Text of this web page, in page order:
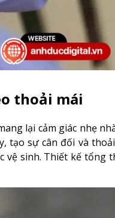
thoải mái
lại cảm giác nhẹ
tạo sự cân đối và
vệ sinh. Thiết kế